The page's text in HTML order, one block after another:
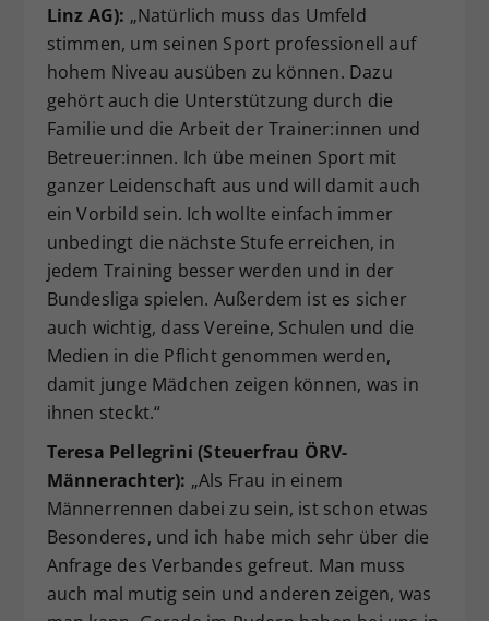
Linz AG): „Natürlich muss das Umfeld
stimmen, um seinen Sport professionell auf
hohem Niveau ausüben zu können. Dazu
gehört auch die Unterstützung durch die
Familie und die Arbeit der Trainer:innen und
Betreuer:innen. Ich übe meinen Sport mit
ganzer Leidenschaft aus und will damit auch
ein Vorbild sein. Ich wollte einfach immer
unbedingt die nächste Stufe erreichen, in
jedem Training besser werden und in der
Bundesliga spielen. Außerdem ist es sicher
auch wichtig, dass Vereine, Schulen und die
Medien in die Pflicht genommen werden,
damit junge Mädchen zeigen können, was in
ihnen steckt.“
Teresa Pellegrini (Steuerfrau ÖRV-
Männerachter): „Als Frau in einem
Männerrennen dabei zu sein, ist schon etwas
Besonderes, und ich habe mich sehr über die
Anfrage des Verbandes gefreut. Man muss
auch mal mutig sein und anderen zeigen, was